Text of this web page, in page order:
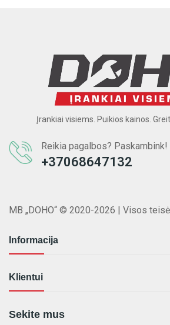
Įrankiai visiems. Puikios kainos.
Reikia pagalbos? Paskambink!
+37068647132
MB „DOHO“ © 2020-2026 | Visos
Informacija
Klientui
Sekite mus